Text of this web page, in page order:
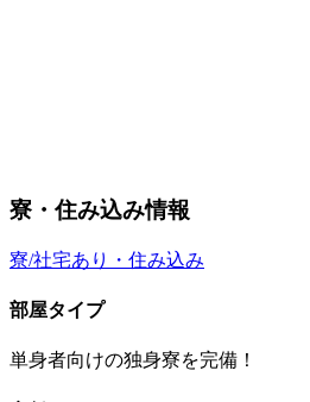
寮・住み込み情報
寮/社宅あり・住み込み
部屋タイプ
単身者向けの独身寮を完備！